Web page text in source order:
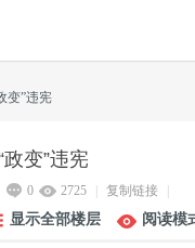
变”违宪
变”违宪
0 2725 复制链接
显示全部楼层 阅读模